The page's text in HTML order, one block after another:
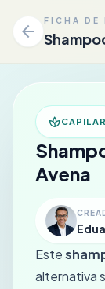
arrow_back FICHA DE
spaCAPILAR
Avena
Este
alternativa